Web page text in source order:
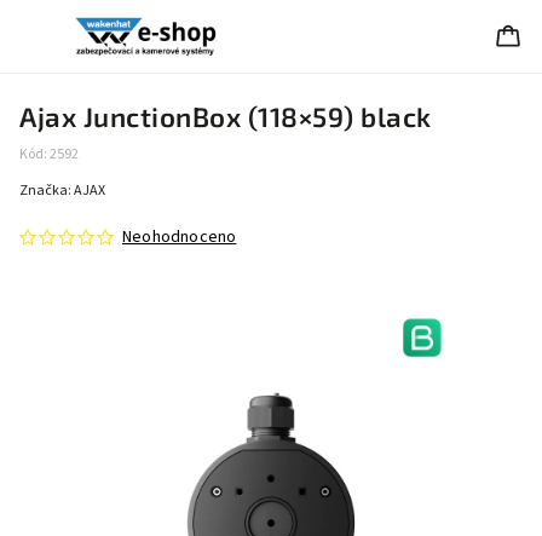
Ajax JunctionBox (118×59) black
Kód:2592
Neohodnoceno
Značka:AJAX